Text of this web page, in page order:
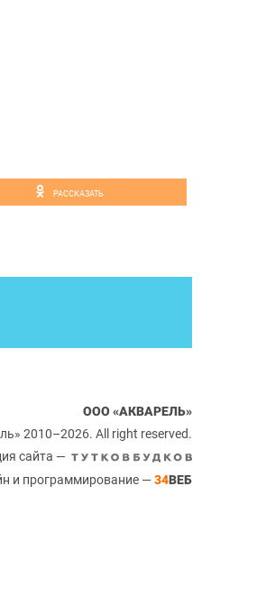
РАССКАЗАТЬ
ООО «АКВАРЕЛЬ»
2010–2026. All right reserved.
сайта —
и программирование — 34ВЕБ